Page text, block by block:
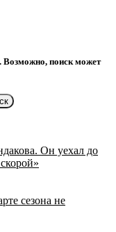
Возможно, поиск может
Он уехал до
сезона не